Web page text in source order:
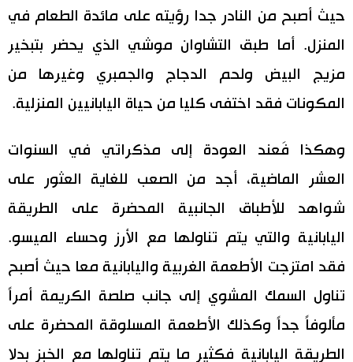
حيث أصبح من النادر جدا رؤيته على مائدة الطعام في
المنزل. أما طبق التشاوان موشي الذي يحضر بتبخير
مزيج البيض ولحم الدجاج والجمبري وغيرها من
المكونات فقد اختفى كليا من حياة اليابانيين المنزلية.
وهكذا فَعند العودة إلى مذكراتي في السنوات
العشر الماضية، أجد من الصعب للغاية العثور على
شواهد للأطباق الجانبية المحضرة على الطريقة
اليابانية والتي يتم تناولها مع الأرز وحساء الميسو.
فقد امتزجت الأطعمة الغربية واليابانية معا حيث أصبح
تناول السمك المشوي إلى جانب صلصة الكريمة أمراً
مألوفاً جداً وكذلك الأطعمة المسلوقة المحضرة على
الطريقة اليابانية فكثير ما يتم تناولها مع الخبز بدلا